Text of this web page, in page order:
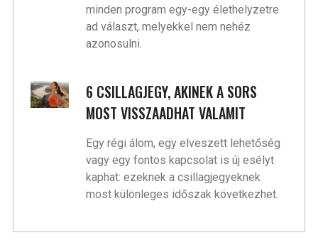
minden program egy-egy élethelyzetre
ad választ, melyekkel nem nehéz
azonosulni.
6 CSILLAGJEGY, AKINEK A SORS
MOST VISSZAADHAT VALAMIT
Egy régi álom, egy elveszett lehetőség
vagy egy fontos kapcsolat is új esélyt
kaphat: ezeknek a csillagjegyeknek
most különleges időszak következhet.